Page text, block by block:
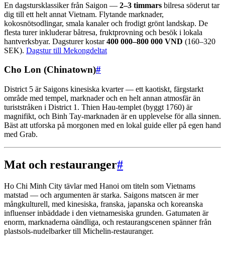
En dagstursklassiker från Saigon — 2–3 timmars bilresa söderut tar
dig till ett helt annat Vietnam. Flytande marknader,
kokosnötsodlingar, smala kanaler och frodigt grönt landskap. De
flesta turer inkluderar båtresa, fruktprovning och besök i lokala
hantverksbyar. Dagsturer kostar400 000–800 000 VND (160–320
SEK). Dagstur till Mekongdeltat
Cho Lon (Chinatown)#
District 5 är Saigons kinesiska kvarter — ett kaotiskt, färgstarkt
område med tempel, marknader och en helt annan atmosfär än
turiststråken i District 1. Thien Hau-templet (byggt 1760) är
magnifikt, och Binh Tay-marknaden är en upplevelse för alla sinnen.
Bäst att utforska på morgonen med en lokal guide eller på egen hand
med Grab.
Mat och restauranger#
Ho Chi Minh City tävlar med Hanoi om titeln som Vietnams
matstad — och argumenten är starka. Saigons matscen är mer
mångkulturell, med kinesiska, franska, japanska och koreanska
influenser inbäddade i den vietnamesiska grunden. Gatumaten är
enorm, marknaderna oändliga, och restaurangscenen spänner från
plastsols-nudelbarker till Michelin-restauranger.